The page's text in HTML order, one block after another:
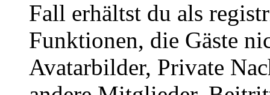
Fall erhältst du als
Funktionen, die Gäste
Avatarbilder, Private